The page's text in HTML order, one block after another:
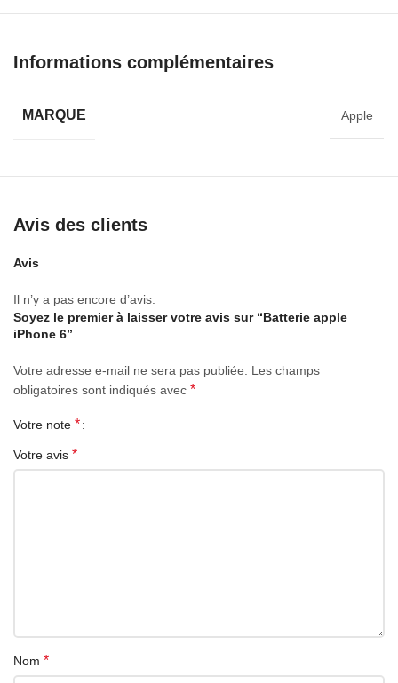
Informations complémentaires
MARQUE Apple
Avis des clients
Avis
Il n’y a pas encore d’avis.
Soyez le premier à laisser votre avis sur “Batterie apple
iPhone 6”
Votre adresse e-mail ne sera pas publiée.
Les champs
obligatoires sont indiqués avec *
Votre note *
Votre avis *
Nom *